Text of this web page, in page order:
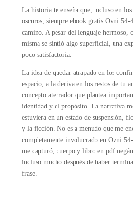
La historia te enseña que, incluso en los
oscuros, siempre ebook gratis Ovni 54-
camino. A pesar del lenguaje hermoso,
misma se sintió algo superficial, una
poco satisfactoria.
La idea de quedar atrapado en los
espacio, a la deriva en los restos de tu
concepto aterrador que plantea
identidad y el propósito. La narrativa
estuviera en un estado de suspensión,
y la ficción. No es a menudo que me
completamente involucrado en Ovni
me capturó, cuerpo y libro en pdf
incluso mucho después de haber
frase.